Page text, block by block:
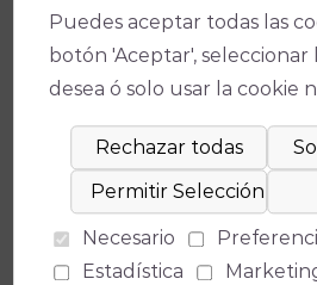
Ficha técnica
Puedes aceptar todas las
botón 'Aceptar', seleccionar
desea ó solo usar la cookie
Necesario
Estadística